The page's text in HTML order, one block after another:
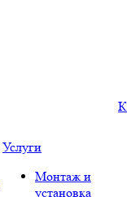
Услуги
Монтаж и
установка